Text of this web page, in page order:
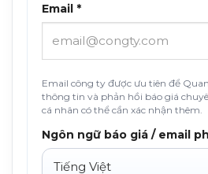
Email *
Email công ty được ưu tiên để
thông tin và phản hồi báo giá
cá nhân có thể cần xác nhận thêm.
Ngôn ngữ báo giá / email